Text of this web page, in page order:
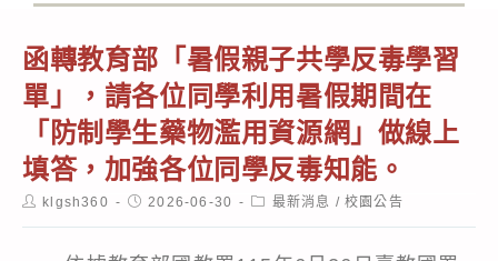
函轉教育部「暑假親子共學反毒學習
單」，請各位同學利用暑假期間在
「防制學生藥物濫用資源網」做線上
填答，加強各位同學反毒知能。
Postklgsh360
Post2026-06-30
Post最新消息 / 校園公告